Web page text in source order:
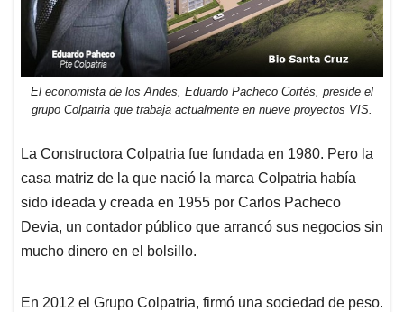
El economista de los Andes, Eduardo Pacheco Cortés, preside el
grupo Colpatria que trabaja actualmente en nueve proyectos VIS.
La Constructora Colpatria fue fundada en 1980. Pero la
casa matriz de la que nació la marca Colpatria había
sido ideada y creada en 1955 por Carlos Pacheco
Devia, un contador público que arrancó sus negocios sin
mucho dinero en el bolsillo.
En 2012 el Grupo Colpatria, firmó una sociedad de peso.